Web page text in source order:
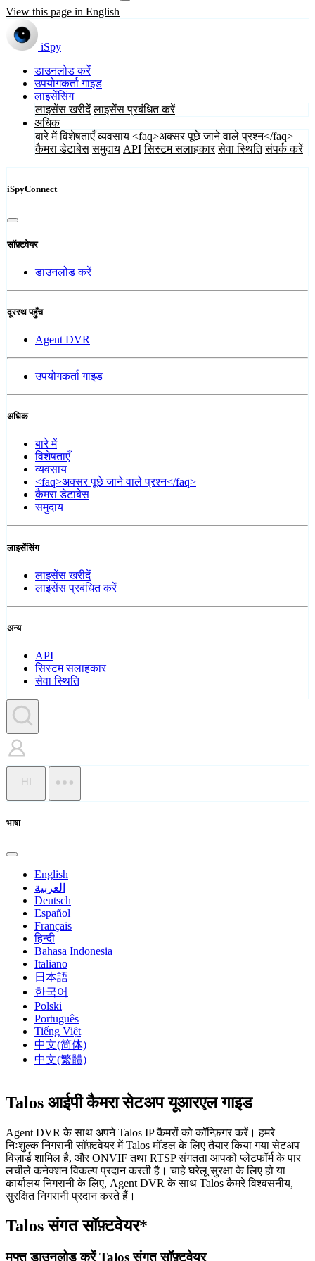
View this page in English
iSpy
डाउनलोड करें
उपयोगकर्ता गाइड
लाइसेंसिंग
लाइसेंस खरीदें लाइसेंस प्रबंधित करें
अधिक
बारे में विशेषताएँ व्यवसाय <faq>अक्सर पूछे जाने वाले प्रश्न</faq>
कैमरा डेटाबेस समुदाय API सिस्टम सलाहकार सेवा स्थिति संपर्क करें
iSpyConnect
सॉफ़्टवेयर
डाउनलोड करें
दूरस्थ पहुँच
Agent DVR
उपयोगकर्ता गाइड
अधिक
बारे में
विशेषताएँ
व्यवसाय
<faq>अक्सर पूछे जाने वाले प्रश्न</faq>
कैमरा डेटाबेस
समुदाय
लाइसेंसिंग
लाइसेंस खरीदें
लाइसेंस प्रबंधित करें
अन्य
API
सिस्टम सलाहकार
सेवा स्थिति
HI
भाषा
English
العربية
Deutsch
Español
Français
हिन्दी
Bahasa Indonesia
Italiano
日本語
한국어
Polski
Português
Tiếng Việt
中文(简体)
中文(繁體)
Talos आईपी कैमरा सेटअप यूआरएल गाइड
Agent DVR के साथ अपने Talos IP कैमरों को कॉन्फ़िगर करें। हमरे
निःशुल्क निगरानी सॉफ़्टवेयर में Talos मॉडल के लिए तैयार किया गया सेटअप
विज़ार्ड शामिल है, और ONVIF तथा RTSP संगतता आपको प्लेटफॉर्म के पार
लचीले कनेक्शन विकल्प प्रदान करती है। चाहे घरेलू सुरक्षा के लिए हो या
कार्यालय निगरानी के लिए, Agent DVR के साथ Talos कैमरे विश्वसनीय,
सुरक्षित निगरानी प्रदान करते हैं।
Talos संगत सॉफ़्टवेयर*
मुफ्त डाउनलोड करें Talos संगत सॉफ़्टवेयर